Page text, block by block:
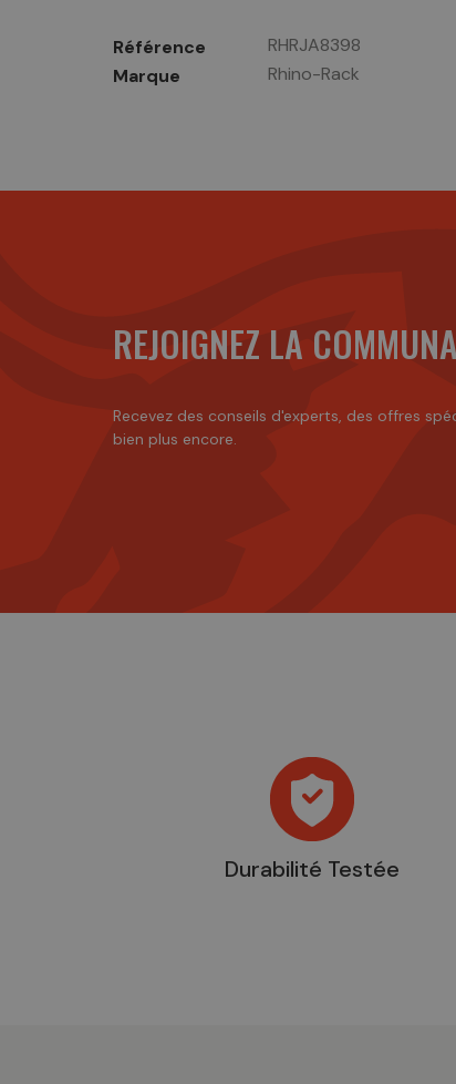
Référence
RHRJA8398
Marque
Rhino-Rack
REJOIGNEZ LA
Recevez des conseils d'experts, des offres
bien plus encore.
Durabilité Testée